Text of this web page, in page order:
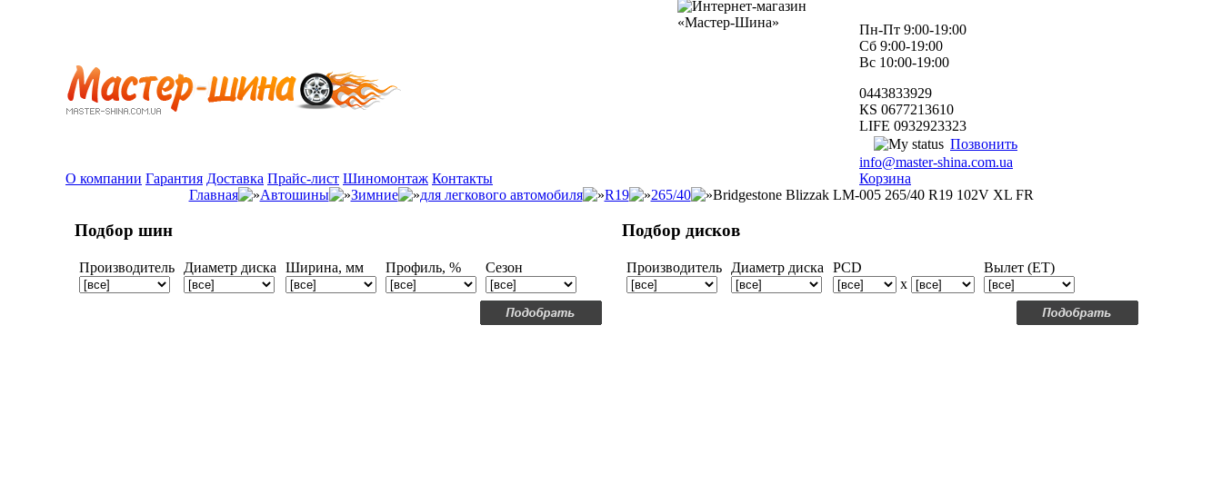
Пн-Пт 9:00-19:00
Сб 9:00-19:00
Вс 10:00-19:00
0443833929
КS 0677213610
LIFE 0932923323
Позвонить
info@master-shina.com.ua
О компании Гарантия Доставка Прайс-лист Шиномонтаж Контакты
Корзина
Главная
Автошины Зимние для легкового автомобиля R19 265/40 Bridgestone Blizzak LM-005 265/40 R19 102V XL FR
Подбор шин
Производитель Диаметр диска Ширина, мм Профиль, % Сезон
Подбор дисков
Производитель Диаметр диска PCD
x
Вылет (ET)